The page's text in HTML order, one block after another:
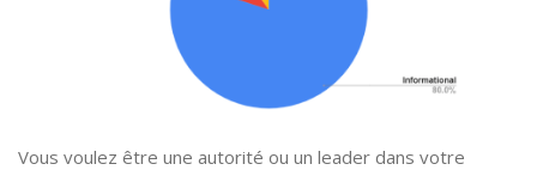
Vous voulez être une autorité ou un leader dans votre